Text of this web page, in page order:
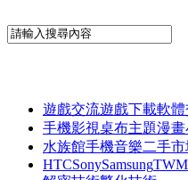
遊戲交流遊戲下載軟
手機影視桌布主題漫畫
水族館手機音樂二手
HTCSonySamsungTWM